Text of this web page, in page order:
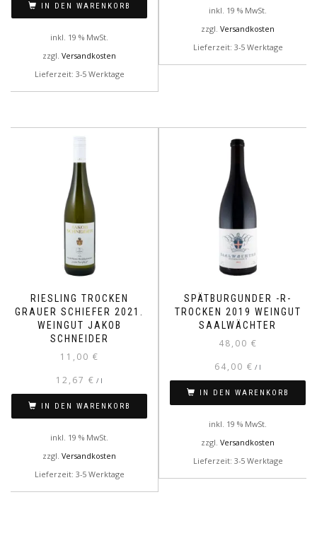
IN DEN WARENKORB
inkl. 19 % MwSt.
zzgl. Versandkosten
Lieferzeit: 3-5 Werktage
inkl. 19 % MwSt.
zzgl. Versandkosten
Lieferzeit: 3-5 Werktage
RIESLING TROCKEN
GRAUER SCHIEFER 2021.
WEINGUT JAKOB
SCHNEIDER
11,00 €
12,67 € / l
IN DEN WARENKORB
inkl. 19 % MwSt.
zzgl. Versandkosten
Lieferzeit: 3-5 Werktage
SPÄTBURGUNDER -R-
TROCKEN 2019 WEINGUT
SAALWÄCHTER
48,00 €
64,00 € / l
IN DEN WARENKORB
inkl. 19 % MwSt.
zzgl. Versandkosten
Lieferzeit: 3-5 Werktage